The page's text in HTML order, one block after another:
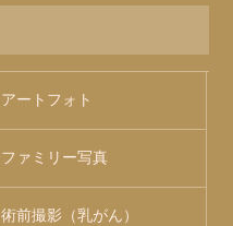
アートフォト
ファミリー写真
術前撮影（乳がん）